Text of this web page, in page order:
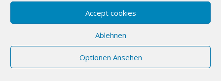
Accept cookies
Ablehnen
Optionen Ansehen